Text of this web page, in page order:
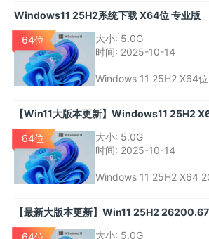
更高效的工作环境和更强
你的设备符合要求，升
统性能和体验的一个不错
Windows11 25H2系统下载 X64位 专业版
64位 大小: 5.0G
时间: 2025-10-14
Windows 11 25H2 X64
望体验Windows 11最新
到此版本无疑是一个不
前确认硬件兼容性和数据
到新系统，享受更好的使
【Win11大版本更新】Windows11 25H2
64位 大小: 5.0G
时间: 2025-10-14
Windows 11 25H2 X64
性，同时做了多方面的改
安全性方面。微软此次
【最新大版本更新】Win11 25H2
64位 大小: 5.0G